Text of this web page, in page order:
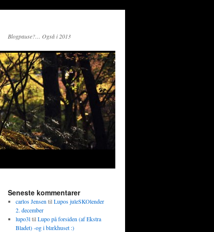
Blogpause?… Også i 2013
Seneste kommentarer
carlos Jensen tilLupos juleSKOlender
2. december
lupo3ltilLupo på forsiden (af Ekstra
Bladet) -og i blækhuset :)